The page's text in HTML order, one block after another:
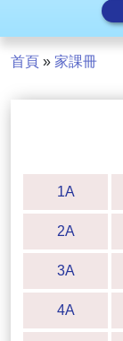
首頁 » 家課冊
1A
2A
3A
4A